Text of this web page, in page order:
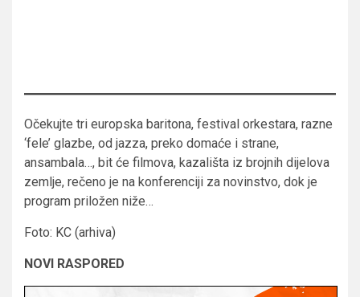
Očekujte tri europska baritona, festival orkestara, razne
‘fele’ glazbe, od jazza, preko domaće i strane,
ansambala…, bit će filmova, kazališta iz brojnih dijelova
zemlje, rečeno je na konferenciji za novinstvo, dok je
program priložen niže…
Foto: KC (arhiva)
NOVI RASPORED